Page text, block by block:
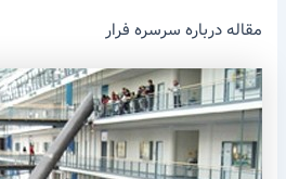
مقاله درباره سرسره فرار